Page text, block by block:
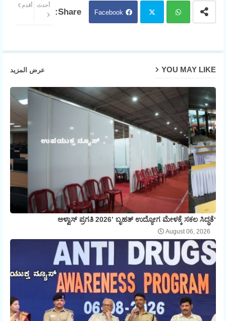
Facebook
أحدث أقدم
YOU MAY LIKE عرض المزيد
‘ಆಳ್ವಾಸ್ ಪ್ರಗತಿ 2026’ ಬೃಹತ್ ಉದ್ಯೋಗ ಮೇಳಕ್ಕೆ ಸಕಲ ಸಿದ್ಧತೆ
August 06, 2026